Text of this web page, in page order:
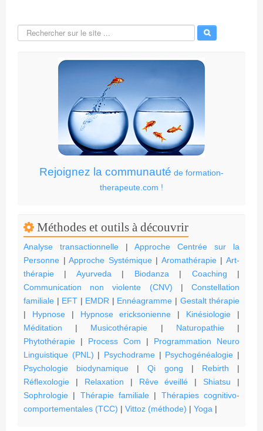
Rejoignez la communauté de formation-
therapeute.com !
Méthodes et outils à découvrir
Analyse transactionnelle | Approche Centrée sur la
Personne |Approche Systémique| Aromathérapie|Art-
thérapie | Ayurveda| Biodanza| Coaching |
Communication non violente (CNV) |Constellation
familiale | EFT | EMDR | Ennéagramme | Gestalt thérapie
| Hypnose| Hypnose ericksonienne | Kinésiologie |
Méditation | Musicothérapie | Naturopathie|
Phytothérapie | Process Com | Programmation Neuro
Linguistique (PNL) | Psychodrame | Psychogénéalogie |
Psychologie biodynamique |Qi gong | Rebirth |
Réflexologie | Relaxation | Rêve éveillé |Shiatsu |
Sophrologie | Thérapie familiale | Thérapies cognitivo-
comportementales (TCC) | Vittoz (méthode) | Yoga |